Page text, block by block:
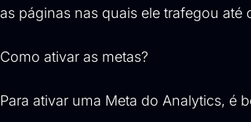
as páginas nas quais ele trafegou até
Como ativar as metas?
Para ativar uma Meta do Analytics, é